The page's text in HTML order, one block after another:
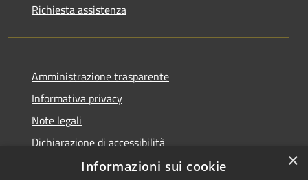
Richiesta assistenza
Amministrazione trasparente
Informativa privacy
Note legali
Dichiarazione di accessibilità
×
Informazioni sui cookie